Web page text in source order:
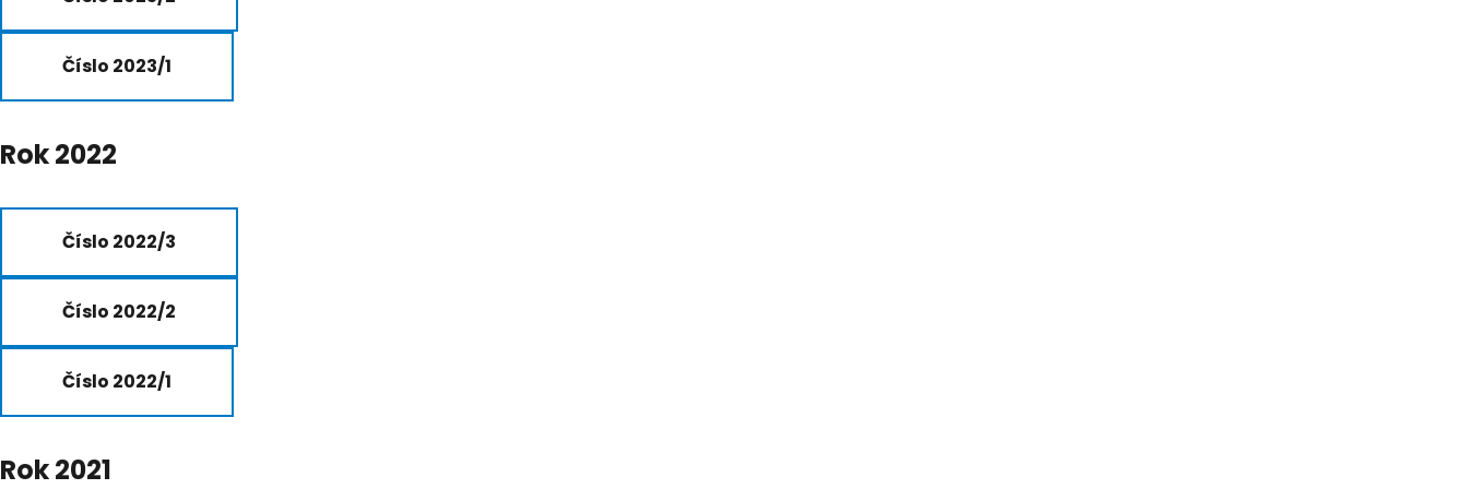
Číslo 2023/1
Rok 2022
Číslo 2022/3
Číslo 2022/2
Číslo 2022/1
Rok 2021